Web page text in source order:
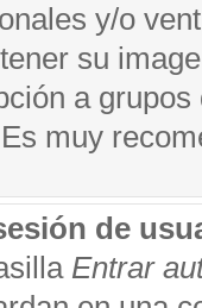
y/o
su
a
muy
de
Entrar